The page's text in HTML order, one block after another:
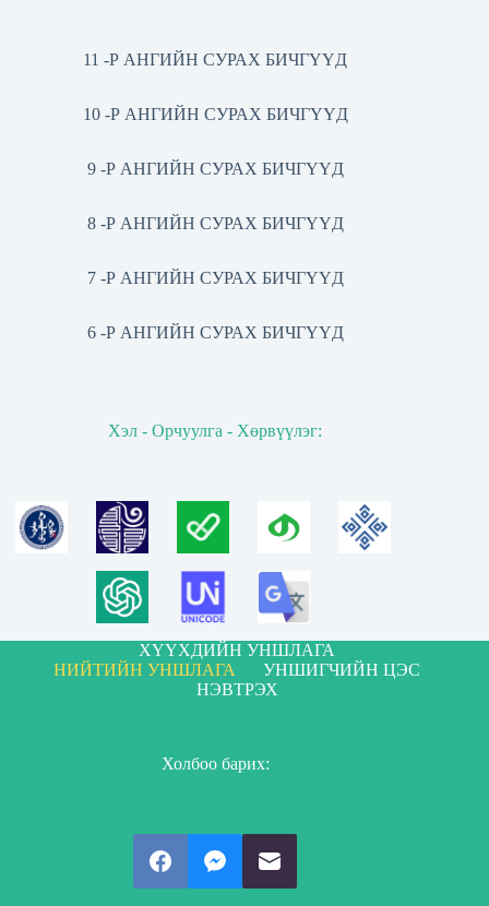
11 -Р АНГИЙН СУРАХ БИЧГҮҮД
10 -Р АНГИЙН СУРАХ БИЧГҮҮД
9 -Р АНГИЙН СУРАХ БИЧГҮҮД
8 -Р АНГИЙН СУРАХ БИЧГҮҮД
7 -Р АНГИЙН СУРАХ БИЧГҮҮД
6 -Р АНГИЙН СУРАХ БИЧГҮҮД
Хэл - Орчуулга - Хөрвүүлэг:
ХҮҮХДИЙН УНШЛАГА
НИЙТИЙН УНШЛАГА
УНШИГЧИЙН ЦЭС
НЭВТРЭХ
Холбоо барих: